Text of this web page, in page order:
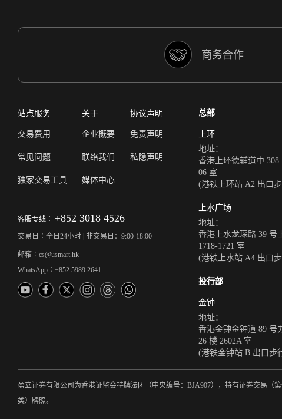
商务合作
站点服务
交易费用
常见问题
独家交易工具
关于
企业概要
联络我们
媒体中心
协议声明
免责声明
私隐声明
客服专线︰ +852 3018 4526
交易日︰全日24小时 | 非交易日：9:00-18:00
邮箱︰cs@usmart.hk
WhatsApp︰+852 5989 2641
总部
上环
地址：
香港上环德辅道中 308
06 室
(港铁上环站 A2 出口
上水广场
地址：
香港上水龙琛路 39 号
1718-1721 室
(港铁上水站 A4 出口
投行部
金钟
地址：
香港金钟金钟道 89 号
26 楼 2602A 室
(港铁金钟站 B 出口步
盈立证券有限公司为香港证监会持牌法团（中央编号：BJA907），持有证券交易
类）牌照。